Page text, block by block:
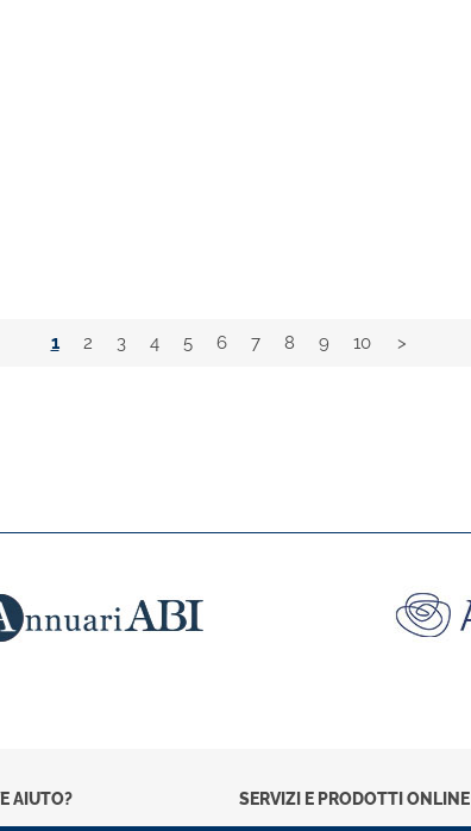
1 2 3 4 5 6 7 8 9 10 >
AIUTO? SERVIZI E PRODOTTI ONLINE